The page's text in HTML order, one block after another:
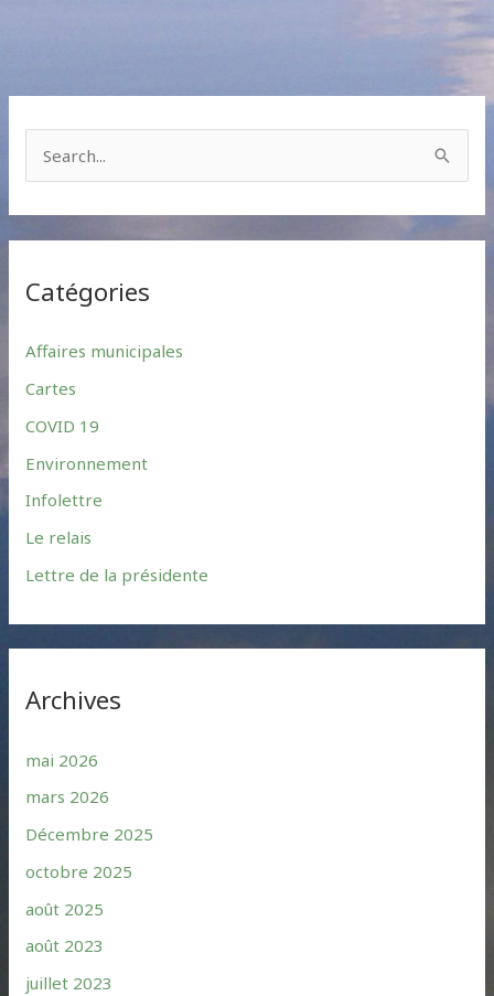
c
f
o
r
:
Catégories
Affaires municipales
Cartes
COVID 19
Environnement
Infolettre
Le relais
Lettre de la présidente
Archives
mai 2026
mars 2026
Décembre 2025
octobre 2025
août 2025
août 2023
juillet 2023